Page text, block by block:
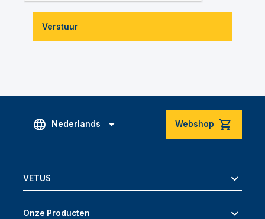
Verstuur
Nederlands Webshop
VETUS
Onze Producten